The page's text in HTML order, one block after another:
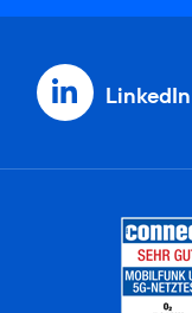
LinkedIn